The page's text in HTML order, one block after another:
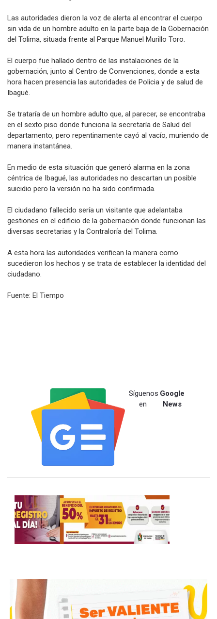
Las autoridades dieron la voz de alerta al encontrar el cuerpo
sin vida de un hombre adulto en la parte baja de la Gobernación
del Tolima, situada frente al Parque Manuel Murillo Toro.
El cuerpo fue hallado dentro de las instalaciones de la
gobernación, junto al Centro de Convenciones, donde a esta
hora hacen presencia las autoridades de Policia y de salud de
Ibagué.
Se trataría de un hombre adulto que, al parecer, se encontraba
en el sexto piso donde funciona la secretaría de Salud del
departamento, pero repentinamente cayó al vacío, muriendo de
manera instantánea.
En medio de esta situación que generó alarma en la zona
céntrica de Ibagué, las autoridades no descartan un posible
suicidio pero la versión no ha sido confirmada.
El ciudadano fallecido sería un visitante que adelantaba
gestiones en el edificio de la gobernación donde funcionan las
diversas secretarias y la Contraloría del Tolima.
A esta hora las autoridades verifican la manera como
sucedieron los hechos y se trata de establecer la identidad del
ciudadano.
Fuente: El Tiempo
Síguenos
en
Google
News